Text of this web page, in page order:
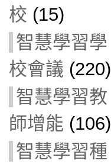
校 (15)
智慧學習學
校會議 (220)
智慧學習教
師增能 (106)
智慧學習種